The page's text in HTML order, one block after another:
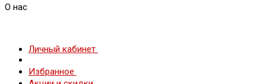
О нас
Личный кабинет
Избранное